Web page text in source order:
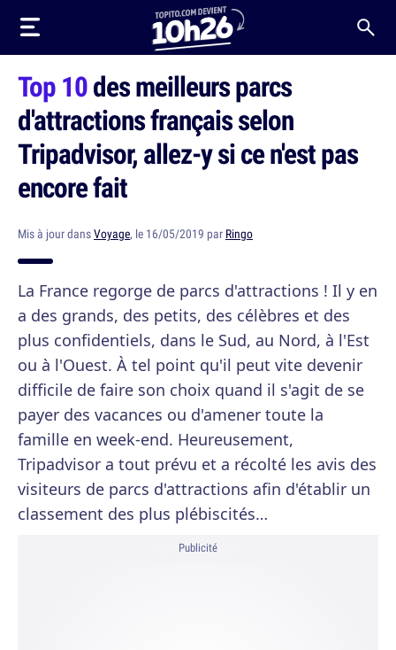
Top 10des meilleurs parcs
d'attractions français selon
Tripadvisor, allez-y si ce n'est pas
encore fait
Mis à jour dansVoyage, le 16/05/2019 par Ringo
La France regorge de parcs d'attractions ! Il y en
a des grands, des petits, des célèbres et des
plus confidentiels, dans le Sud, au Nord, à l'Est
ou à l'Ouest. À tel point qu'il peut vite devenir
difficile de faire son choix quand il s'agit de se
payer des vacances ou d'amener toute la
famille en week-end. Heureusement,
Tripadvisor a tout prévu et a récolté les avis des
visiteurs de parcs d'attractions afin d'établir un
classement des plus plébiscités…
Publicité